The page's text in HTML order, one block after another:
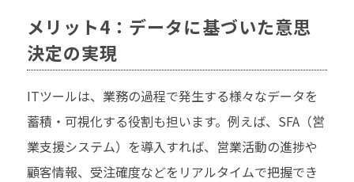
メリット4：データに基づいた意思
決定の実現
ITツールは、業務の過程で発生する様々なデータを
蓄積・可視化する役割も担います。例えば、SFA（営
業支援システム）を導入すれば、営業活動の進捗や
顧客情報、受注確度などをリアルタイムで把握でき